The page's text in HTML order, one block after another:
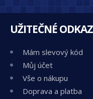
UŽITEČNÉ
Mám slevový kód
Můj účet
Vše o nákupu
Doprava a platba